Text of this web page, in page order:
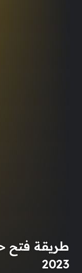
طريقة فتح
2023